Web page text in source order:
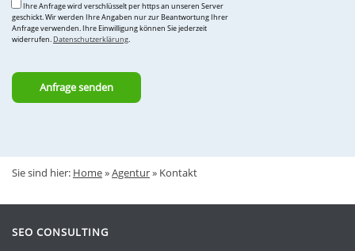
Ihre Anfrage wird verschlüsselt per https an unseren Server
geschickt. Wir werden Ihre Angaben nur zur Beantwortung Ihrer
Anfrage verwenden. Ihre Einwilligung können Sie jederzeit
widerrufen. Datenschutzerklärung.
lasse
dieses
Sie sind hier: Home»Agentur» Kontakt
SEO CONSULTING